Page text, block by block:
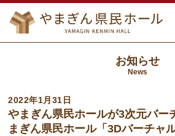
お知らせ
News
2022年1月31日
やまぎん県民ホールが3次元バー
まぎん県民ホール「3Dバーチャ